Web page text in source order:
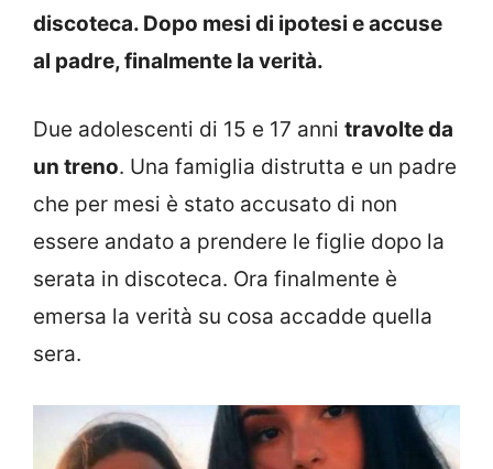
discoteca. Dopo mesi di ipotesi e accuse
al padre, finalmente la verità.
Due adolescenti di 15 e 17 anni travolte da
un treno. Una famiglia distrutta e un padre
che per mesi è stato accusato di non
essere andato a prendere le figlie dopo la
serata in discoteca. Ora finalmente è
emersa la verità su cosa accadde quella
sera.